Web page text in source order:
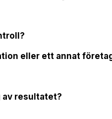
eller ett annat
av resultatet?